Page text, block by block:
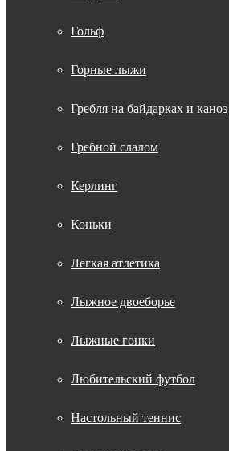
Гольф
Горные лыжи
Гребля на байдарках и каноэ
Гребной слалом
Керлинг
Коньки
Легкая атлетика
Лыжное двоеборье
Лыжные гонки
Любительский футбол
Настольный теннис